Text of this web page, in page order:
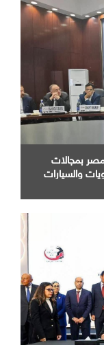
بمجالات
والسيارات